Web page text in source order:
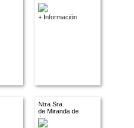
+ Información
Ntra Sra.
de Miranda de
Arga